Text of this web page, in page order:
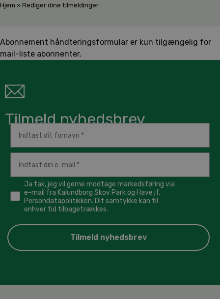
Hjem »Rediger dine tilmeldinger
Abonnement håndteringsformular er kun tilgængelig for
mail-liste abonnenter.
Tilmeld nyhedsbrev
Ja tak, jeg vil gerne modtage markedsføring via
e-mail fra Kalundborg Skov Park og Have jf.
Persondatapolitikken. Dit samtykke kan til
enhver tid tilbagetrækkes.
Tilmeld nyhedsbrev